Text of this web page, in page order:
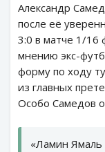
Александр
после её
3:0 в матче 1/16
мнению экс-
форму по ходу
из главных
Особо Самедов
«Ламин Ямаль